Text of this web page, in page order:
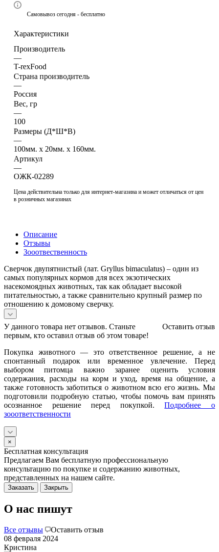
Самовывоз сегодня - бесплатно
Характеристики
Производитель
—
T-rexFood
Страна производитель
—
Россия
Вес, гр
—
100
Размеры (Д*Ш*В)
—
100мм. x 20мм. x 160мм.
Артикул
—
ОЖК-02289
Цена действительна только для интернет-магазина и может отличаться от цен
в розничных магазинах
Описание
Отзывы
Зооотвественность
Сверчок двупятнистый (лат. Gryllus bimaculatus) – один из
самых популярных кормов для всех экзотических
насекомоядных животных, так как обладает высокой
питательностью, а также сравнительно крупный размер по
отношению к домовому сверчку.
Оставить отзыв
У данного товара нет отзывов. Станьте
первым, кто оставил отзыв об этом товаре!
Покупка животного — это ответственное решение, а не
спонтанный подарок или временное увлечение. Перед
выбором питомца важно заранее оценить условия
содержания, расходы на корм и уход, время на общение, а
также готовность заботиться о животном всю его жизнь. Мы
подготовили подробную статью, чтобы помочь вам принять
осознанное решение перед покупкой.Подробнее о
зооответственности
×
Бесплатная консультация
Предлагаем Вам бесплатную профессиональную
консультацию по покупке и содержанию животных,
представленных на нашем сайте.
Заказать Закрыть
О нас пишут
Все отзывы
Оставить отзыв
08 февраля 2024
Кристина